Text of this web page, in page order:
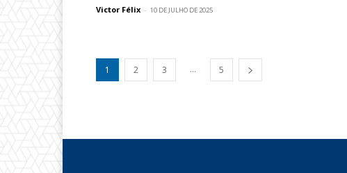
Victor Félix - 10 DE JULHO DE 2025
1 2 3 ... 5